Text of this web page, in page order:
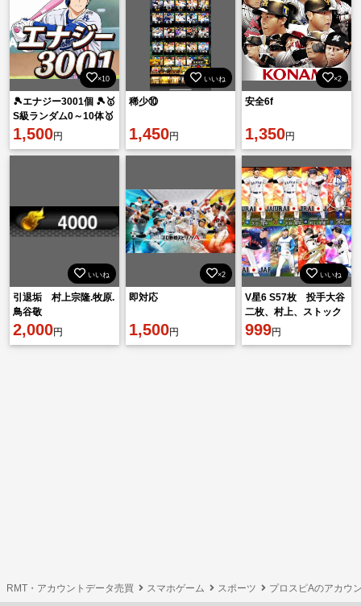
×10
🎾エナジー3001個 🎾🥇
S級ランダム0～10体🥇
🎾即対応 初期垢🎾
1,500円
いいね
稀少⑩
1,450円
×2
安全6f
1,350円
いいね
引退垢 村上宗隆.牧原.
鳥谷敬
2,000円
×2
即対応
1,500円
いいね
V星6 S57枚 投手大谷
二枚、村上、ストック
経験値55万
999円
RMT・アカウントデータ売買 スマホゲーム スポーツ プロスピAのアカウ